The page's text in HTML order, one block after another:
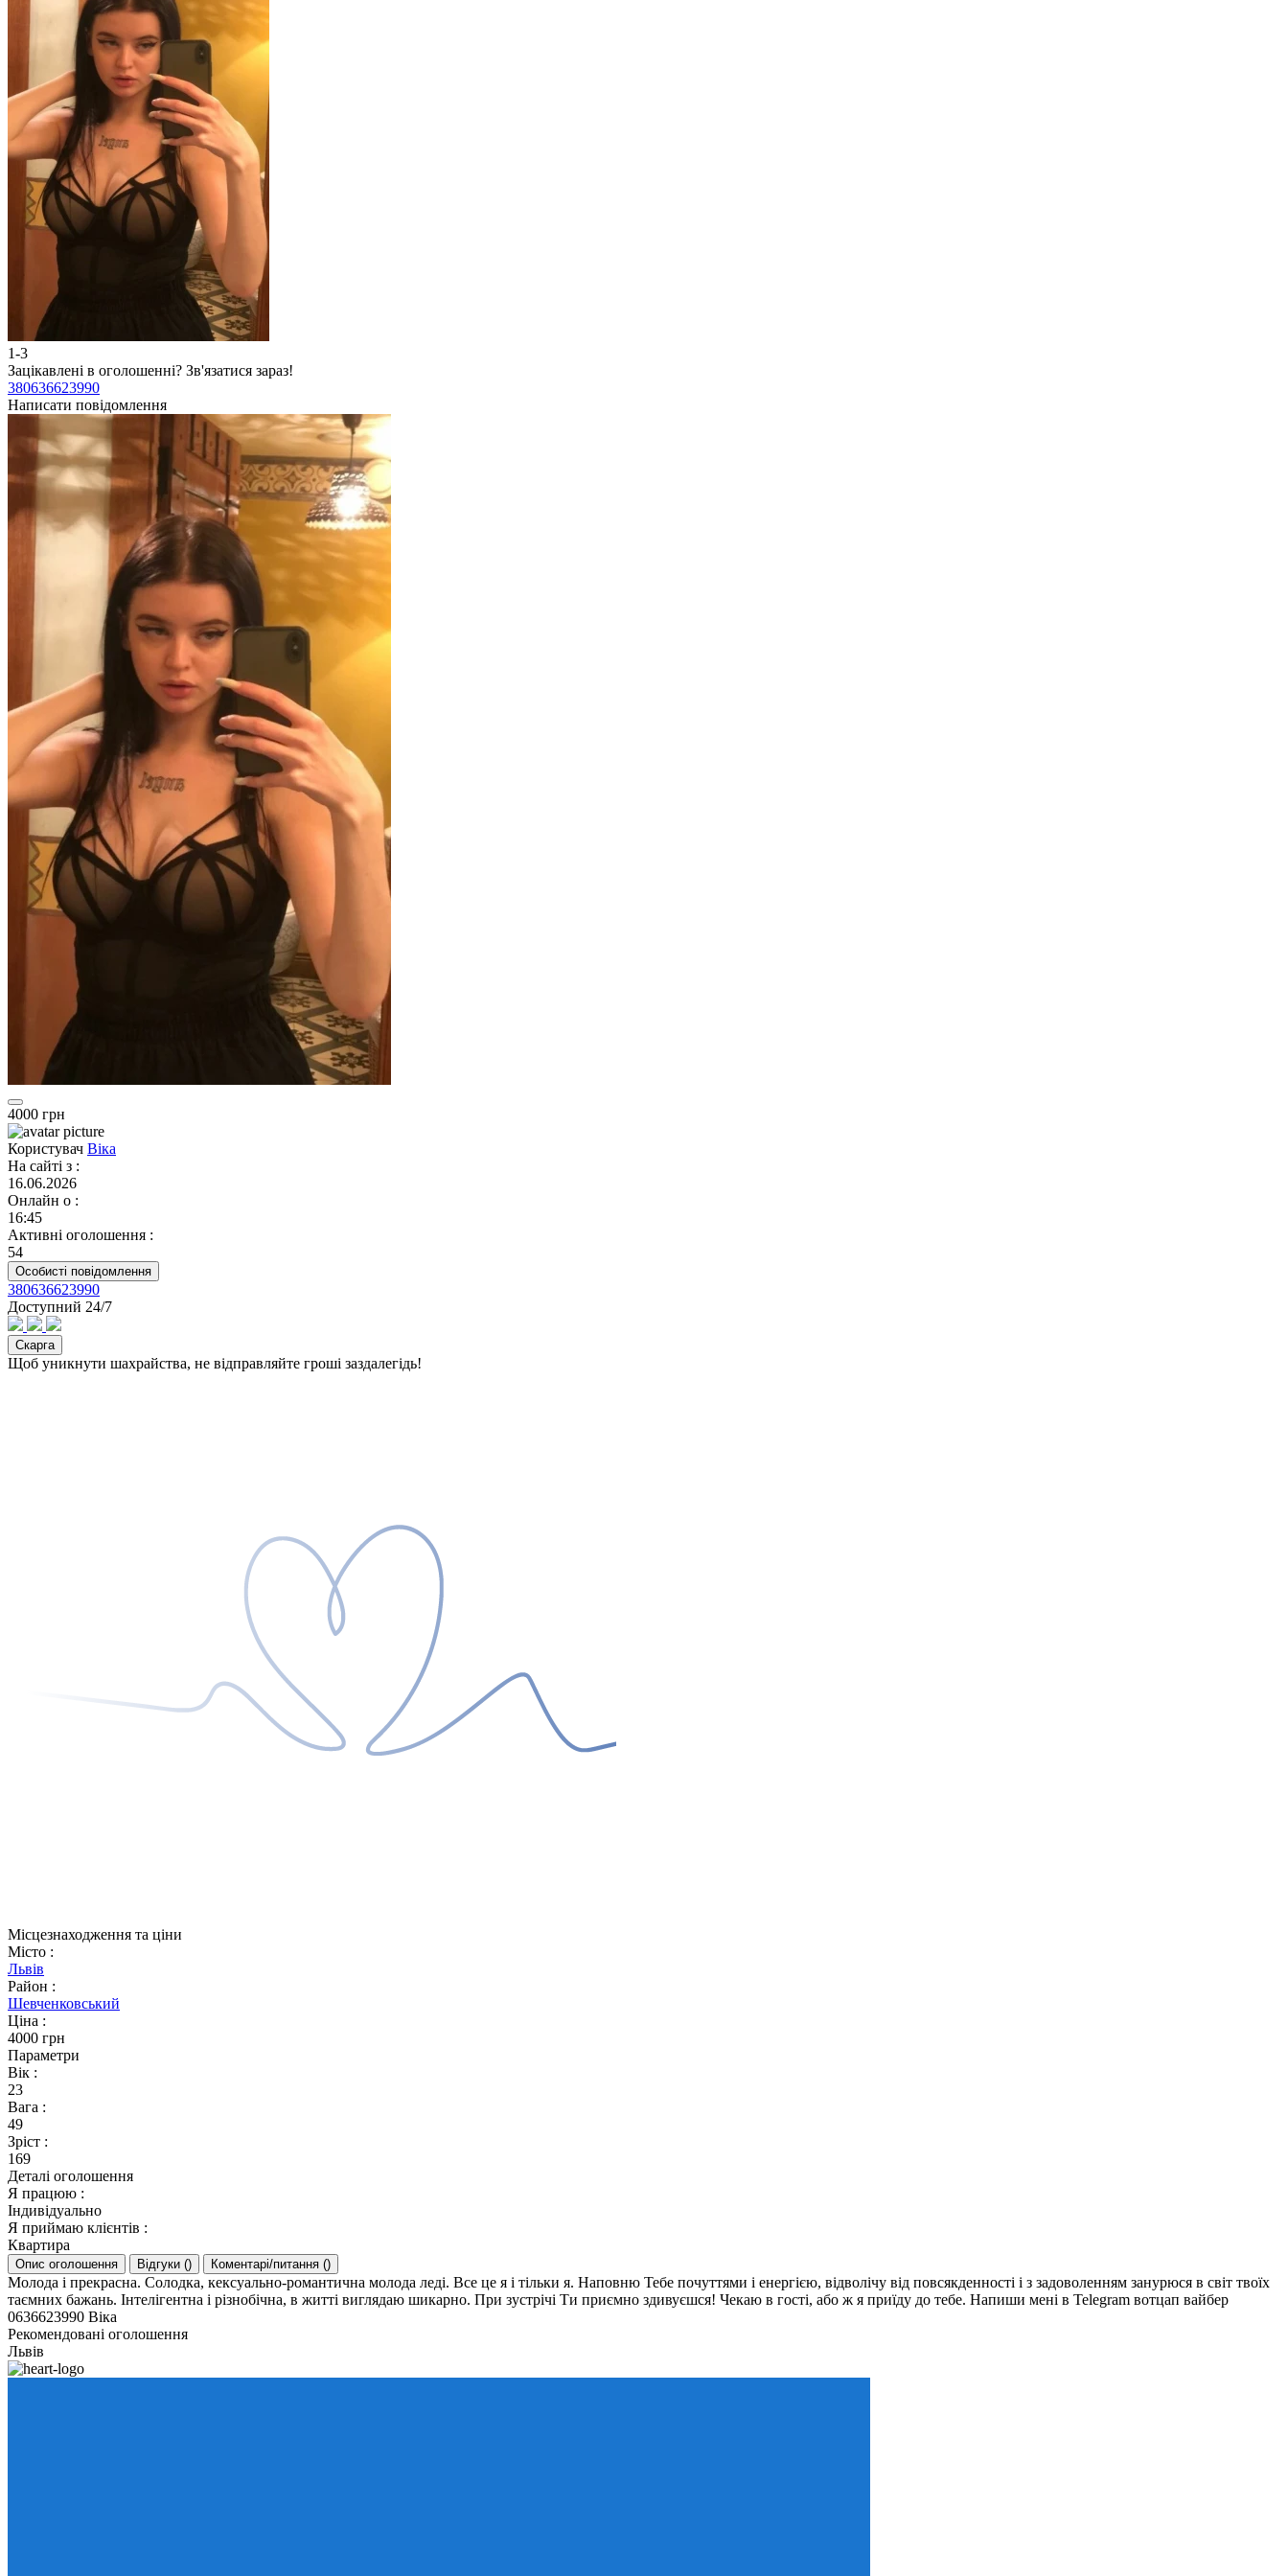
1-3
Зацікавлені в оголошенні? Зв'язатися зараз!
380636623990
Написати повідомлення
4000 грн
Користувач Віка
На сайті з :
16.06.2026
Онлайн о :
16:45
Активні оголошення :
54
Особисті повідомлення
380636623990
Доступний 24/7
Скарга
Щоб уникнути шахрайства, не відправляйте гроші заздалегідь!
Місцезнаходження та ціни
Місто :
Львів
Район :
Шевченковський
Ціна :
4000 грн
Параметри
Вік :
23
Вага :
49
Зріст :
169
Деталі оголошення
Я працюю :
Індивідуально
Я приймаю клієнтів :
Квартира
Опис оголошення Відгуки () Коментарі/питання ()
Молода і прекрасна. Солодка, кексуально-романтична молода леді. Все це я і тільки я. Наповню Тебе почуттями і енергією, відволічу від повсякденності і з задоволенням занурюся в світ твоїх
таємних бажань. Інтелігентна і різнобічна, в житті виглядаю шикарно. При зустрічі Ти приємно здивуєшся! Чекаю в гості, або ж я приїду до тебе. Напиши мені в Telegram вотцап вайбер
0636623990 Віка
Рекомендовані оголошення
Львів